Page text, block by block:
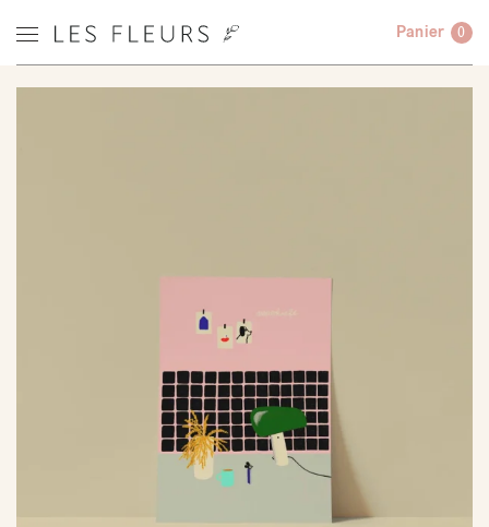
Panier 0